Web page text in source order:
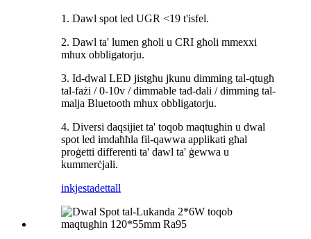
1. Dawl spot led UGR <19 t'isfel.
2. Dawl ta' lumen għoli u CRI għoli mmexxi
mhux obbligatorju.
3. Id-dwal LED jistgħu jkunu dimming tal-qtugħ
tal-fażi / 0-10v / dimmable tad-dali / dimming tal-
malja Bluetooth mhux obbligatorju.
4. Diversi daqsijiet ta' toqob maqtugħin u dwal
spot led imdaħħla fil-qawwa applikati għal
proġetti differenti ta' dawl ta' ġewwa u
kummerċjali.
inkjestadettall